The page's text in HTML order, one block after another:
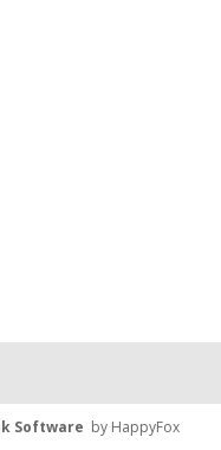
Software by HappyFox